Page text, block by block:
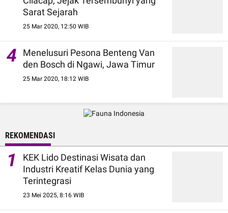
Sarat Sejarah
25 Mar 2020, 12:50 WIB
4
Menelusuri Pesona Benteng Van
den Bosch di Ngawi, Jawa Timur
25 Mar 2020, 18:12 WIB
REKOMENDASI
1
KEK Lido Destinasi Wisata dan
Industri Kreatif Kelas Dunia yang
Terintegrasi
23 Mei 2025, 8:16 WIB